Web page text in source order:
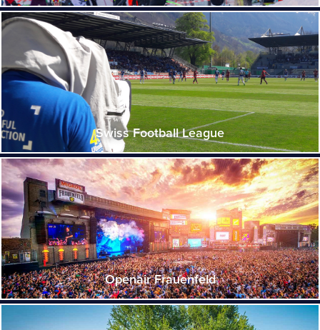
Swiss Football League
Openair Frauenfeld